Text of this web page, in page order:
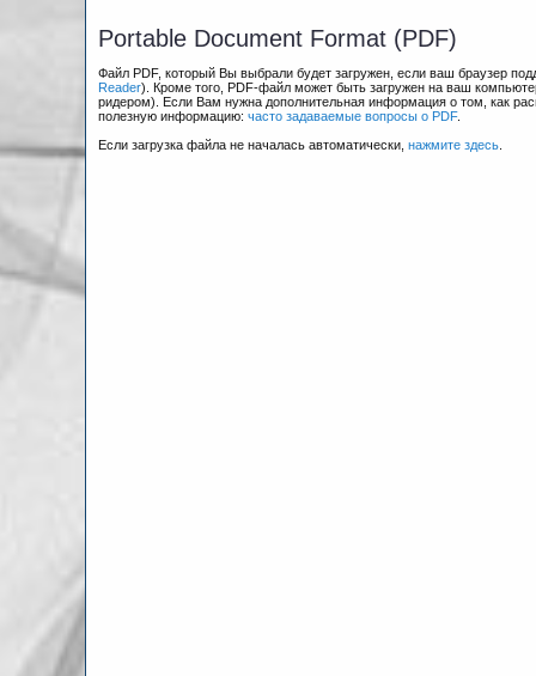
Portable Document Format (PDF)
Файл PDF, который Вы выбрали будет загружен, если ваш браузер
Reader). Кроме того, PDF-файл может быть загружен на ваш
ридером). Если Вам нужна дополнительная информация о том, как
полезную информацию:часто задаваемые вопросы о PDF.
Если загрузка файла не началась автоматически,нажмите здесь